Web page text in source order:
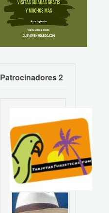
Patrocinadores 2